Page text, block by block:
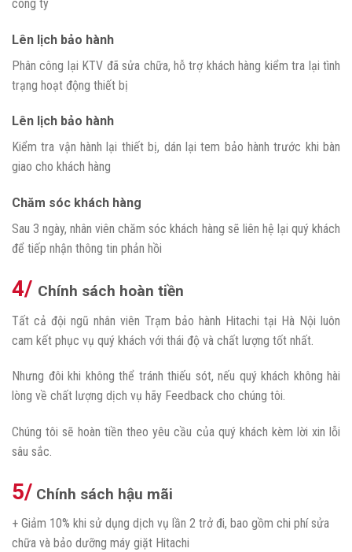
công ty
Lên lịch bảo hành
Phân công lại KTV đã sửa chữa, hỗ trợ khách hàng kiểm tra lại tình
trạng hoạt động thiết bị
Lên lịch bảo hành
Kiểm tra vận hành lại thiết bị, dán lại tem bảo hành trước khi bàn
giao cho khách hàng
Chăm sóc khách hàng
Sau 3 ngày, nhân viên chăm sóc khách hàng sẽ liên hệ lại quý khách
để tiếp nhận thông tin phản hồi
4/ Chính sách hoàn tiền
Tất cả đội ngũ nhân viên Trạm bảo hành Hitachi tại Hà Nội luôn
cam kết phục vụ quý khách với thái độ và chất lượng tốt nhất.
Nhưng đôi khi không thể tránh thiếu sót, nếu quý khách không hài
lòng về chất lượng dịch vụ hãy Feedback cho chúng tôi.
Chúng tôi sẽ hoàn tiền theo yêu cầu của quý khách kèm lời xin lỗi
sâu sắc.
5/ Chính sách hậu mãi
+ Giảm 10% khi sử dụng dịch vụ lần 2 trở đi, bao gồm chi phí sửa
chữa và bảo dưỡng máy giặt Hitachi